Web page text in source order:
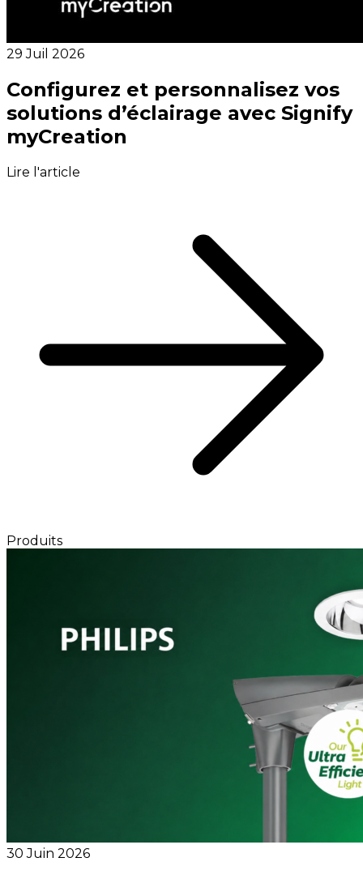
29 Juil 2026
Configurez et personnalisez vos
solutions d’éclairage avec Signify
myCreation
Lire l'article
Produits
30 Juin 2026